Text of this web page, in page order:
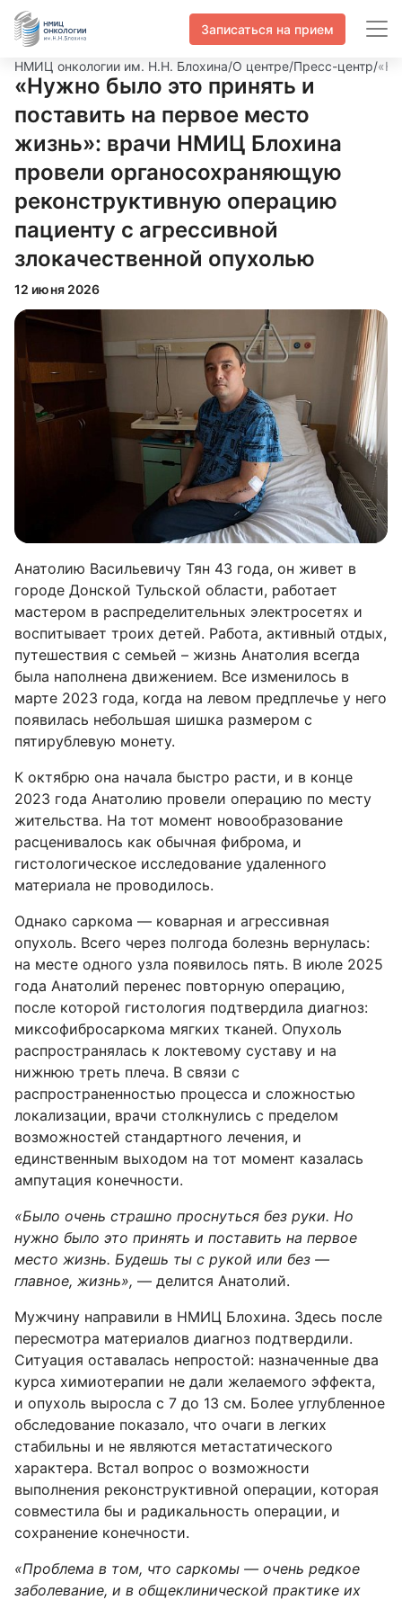
Записаться на прием
НМИЦ онкологии им. Н.Н. Блохина/О центре/Пресс-центр/
«Нужно было это принять и
поставить на первое место
жизнь»: врачи НМИЦ Блохина
провели органосохраняющую
реконструктивную операцию
пациенту с агрессивной
злокачественной опухолью
12 июня 2026
Анатолию Васильевичу Тян 43 года, он живет в
городе Донской Тульской области, работает
мастером в распределительных электросетях и
воспитывает троих детей. Работа, активный отдых,
путешествия с семьей – жизнь Анатолия всегда
была наполнена движением. Все изменилось в
марте 2023 года, когда на левом предплечье у него
появилась небольшая шишка размером с
пятирублевую монету.
К октябрю она начала быстро расти, и в конце
2023 года Анатолию провели операцию по месту
жительства. На тот момент новообразование
расценивалось как обычная фиброма, и
гистологическое исследование удаленного
материала не проводилось.
Однако саркома — коварная и агрессивная
опухоль. Всего через полгода болезнь вернулась:
на месте одного узла появилось пять. В июле 2025
года Анатолий перенес повторную операцию,
после которой гистология подтвердила диагноз:
миксофибросаркома мягких тканей. Опухоль
распространялась к локтевому суставу и на
нижнюю треть плеча. В связи с
распространенностью процесса и сложностью
локализации, врачи столкнулись с пределом
возможностей стандартного лечения, и
единственным выходом на тот момент казалась
ампутация конечности.
«Было очень страшно проснуться без руки. Но
нужно было это принять и поставить на первое
место жизнь. Будешь ты с рукой или без —
главное, жизнь», — делится Анатолий.
Мужчину направили в НМИЦ Блохина. Здесь после
пересмотра материалов диагноз подтвердили.
Ситуация оставалась непростой: назначенные два
курса химиотерапии не дали желаемого эффекта,
и опухоль выросла с 7 до 13 см. Более углубленное
обследование показало, что очаги в легких
стабильны и не являются метастатического
характера. Встал вопрос о возможности
выполнения реконструктивной операции, которая
совместила бы и радикальность операции, и
сохранение конечности.
«Проблема в том, что саркомы — очень редкое
заболевание, и в общеклинической практике их